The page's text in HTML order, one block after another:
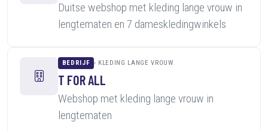
Duitse webshop met kleding lange vrouw in
lengtematen en 7 dameskledingwinkels
BEDRIJF KLEDING LANGE VROUW
T FOR ALL
Webshop met kleding lange vrouw in
lengtematen